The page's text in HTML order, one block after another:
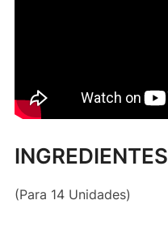
INGREDIENTES
(Para 14 Unidades)